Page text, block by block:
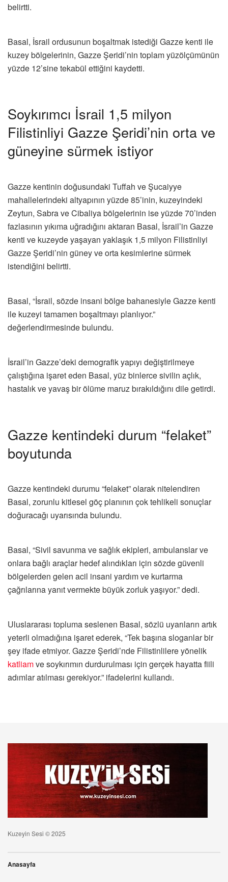
belirtti.
Basal, İsrail ordusunun boşaltmak istediği Gazze kenti ile
kuzey bölgelerinin, Gazze Şeridi’nin toplam yüzölçümünün
yüzde 12’sine tekabül ettiğini kaydetti.
Soykırımcı İsrail 1,5 milyon
Filistinliyi Gazze Şeridi’nin orta ve
güneyine sürmek istiyor
Gazze kentinin doğusundaki Tuffah ve Şucaiyye
mahallelerindeki altyapının yüzde 85’inin, kuzeyindeki
Zeytun, Sabra ve Cibaliya bölgelerinin ise yüzde 70’inden
fazlasının yıkıma uğradığını aktaran Basal, İsrail’in Gazze
kenti ve kuzeyde yaşayan yaklaşık 1,5 milyon Filistinliyi
Gazze Şeridi’nin güney ve orta kesimlerine sürmek
istendiğini belirtti.
Basal, “İsrail, sözde insani bölge bahanesiyle Gazze kenti
ile kuzeyi tamamen boşaltmayı planlıyor.”
değerlendirmesinde bulundu.
İsrail’in Gazze’deki demografik yapıyı değiştirilmeye
çalıştığına işaret eden Basal, yüz binlerce sivilin açlık,
hastalık ve yavaş bir ölüme maruz bırakıldığını dile getirdi.
Gazze kentindeki durum “felaket”
boyutunda
Gazze kentindeki durumu “felaket” olarak nitelendiren
Basal, zorunlu kitlesel göç planının çok tehlikeli sonuçlar
doğuracağı uyarısında bulundu.
Basal, “Sivil savunma ve sağlık ekipleri, ambulanslar ve
onlara bağlı araçlar hedef alındıkları için sözde güvenli
bölgelerden gelen acil insani yardım ve kurtarma
çağrılarına yanıt vermekte büyük zorluk yaşıyor.” dedi.
Uluslararası topluma seslenen Basal, sözlü uyarıların artık
yeterli olmadığına işaret ederek, “Tek başına sloganlar bir
şey ifade etmiyor. Gazze Şeridi’nde Filistinlilere yönelik
katliamve soykırımın durdurulması için gerçek hayatta fiili
adımlar atılması gerekiyor.” ifadelerini kullandı.
Kuzeyin Sesi © 2025
Anasayfa